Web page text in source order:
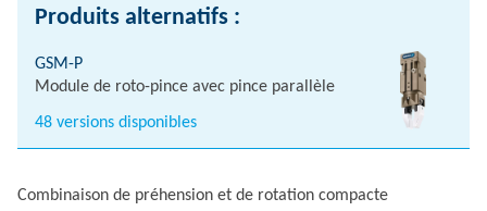
Produits alternatifs :
GSM-P
Module de roto-pince avec pince parallèle
48 versions disponibles
Combinaison de préhension et de rotation compacte